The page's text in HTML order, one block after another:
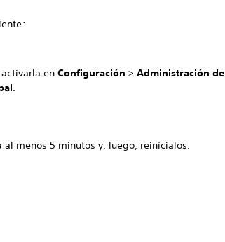
activarla enConfiguración >Administración de
.
menos 5 minutos y, luego, reinícialos.